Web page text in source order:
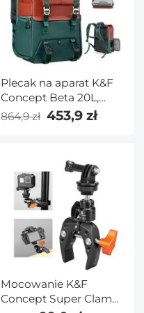
Plecak na aparat K&F
Concept Beta 20L,
lekkie torby na aparat o
dużej pojemności z
laptopa 15,6 cala,
lustrzanki cyfrowe
(ciemnozielony)
864,9 zł 453,9 zł
Mocowanie K&F
Concept Super Clamp